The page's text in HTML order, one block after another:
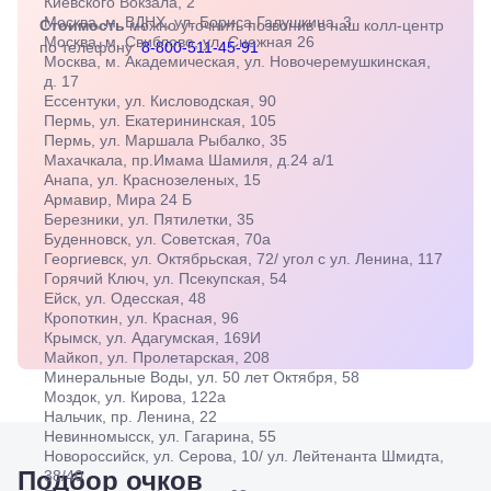
Стоимостьможно уточнить позвонив в наш колл-центр
по телефону8-800-511-45-91
Подбор очков
Москва, м. ВДНХ, ул. Бориса Галушкина, 3
Москва, м. Свиблово, ул. Снежная 26
Москва, м. Академическая, ул. Новочеремушкинская,
д. 17
Ессентуки, ул. Кисловодская, 90
Пермь, ул. Екатерининская, 105
Пермь, ул. Маршала Рыбалко, 35
Махачкала, пр.Имама Шамиля, д.24 а/1
Анапа, ул. Краснозеленых, 15
Армавир, Мира 24 Б
Березники, ул. Пятилетки, 35
Буденновск, ул. Советская, 70а
Георгиевск, ул. Октябрьская, 72/ угол с ул. Ленина, 117
Горячий Ключ, ул. Псекупская, 54
Ейск, ул. Одесская, 48
Кропоткин, ул. Красная, 96
Крымск, ул. Адагумская, 169И
Майкоп, ул. Пролетарская, 208
Минеральные Воды, ул. 50 лет Октября, 58
Моздок, ул. Кирова, 122а
Нальчик, пр. Ленина, 22
Невинномысск, ул. Гагарина, 55
Новороссийск, ул. Серова, 10/ ул. Лейтенанта Шмидта,
38/40
д.24 а/1
Анапа, ул.
Краснозеленых,
15
Армавир,
Мира 24
Б
Березники,
ул.
Пятилетки,
35
Буденновск,
ул.
Советская,
70а
Георгиевск,
ул.
Октябрьская,
72/ угол с ул.
Ленина, 117
Горячий
Ключ, ул.
Псекупская,
54